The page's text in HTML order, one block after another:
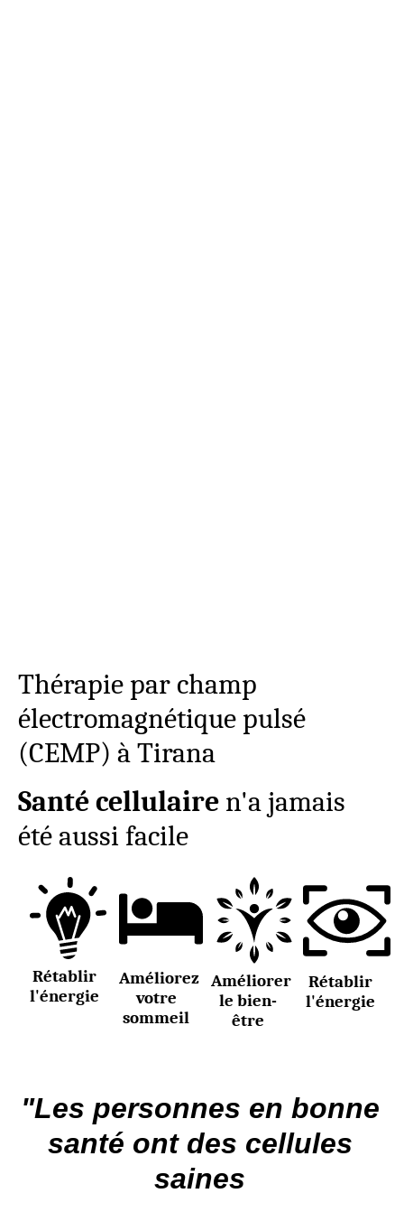
Thérapie par champ
électromagnétique pulsé
(CEMP) à Tirana
Santé cellulaire n'a jamais
été aussi facile
Rétablir
l'énergie
Améliorez
votre
sommeil
Améliorer
le bien-
être
Rétablir
l'énergie
"Les personnes en bonne
santé ont des cellules
saines